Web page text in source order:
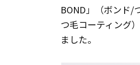
BOND」（ボンド/
つ毛コーティング
ました。